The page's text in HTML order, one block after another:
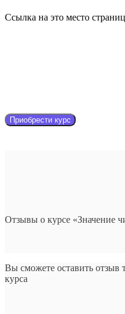
Ссылка на это место
Приобрести курс
Отзывы о курсе «Значение
Вы сможете оставить отзыв
курса